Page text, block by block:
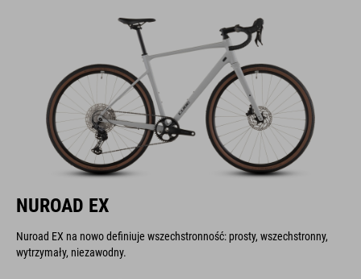
NUROAD EX
wytrzymały, niezawodny.